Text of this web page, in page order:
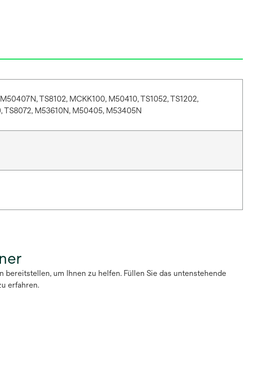
TS8102, MCKK100, M50410, TS1052, TS1202,
TS8072, M53610N, M50405, M53405N
um Ihnen zu helfen. Füllen Sie das untenstehende
erfahren.